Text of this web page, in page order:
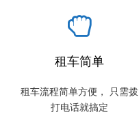
租车简单
租车流程简单方便， 只需拨
打电话就搞定